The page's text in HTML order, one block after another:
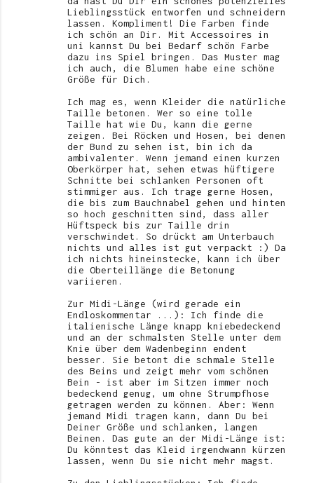
Lieblingsstück entworfen und schneidern
lassen. Kompliment! Die Farben finde
ich schön an Dir. Mit Accessoires in
uni kannst Du bei Bedarf schön Farbe
dazu ins Spiel bringen. Das Muster mag
ich auch, die Blumen habe eine schöne
Größe für Dich.
Ich mag es, wenn Kleider die natürliche
Taille betonen. Wer so eine tolle
Taille hat wie Du, kann die gerne
zeigen. Bei Röcken und Hosen, bei denen
der Bund zu sehen ist, bin ich da
ambivalenter. Wenn jemand einen kurzen
Oberkörper hat, sehen etwas hüftigere
Schnitte bei schlanken Personen oft
stimmiger aus. Ich trage gerne Hosen,
die bis zum Bauchnabel gehen und hinten
so hoch geschnitten sind, dass aller
Hüftspeck bis zur Taille drin
verschwindet. So drückt am Unterbauch
nichts und alles ist gut verpackt :) Da
ich nichts hineinstecke, kann ich über
die Oberteillänge die Betonung
variieren.
Zur Midi-Länge (wird gerade ein
Endloskommentar ...): Ich finde die
italienische Länge knapp kniebedeckend
und an der schmalsten Stelle unter dem
Knie über dem Wadenbeginn endent
besser. Sie betont die schmale Stelle
des Beins und zeigt mehr vom schönen
Bein - ist aber im Sitzen immer noch
bedeckend genug, um ohne Strumpfhose
getragen werden zu können. Aber: Wenn
jemand Midi tragen kann, dann Du bei
Deiner Größe und schlanken, langen
Beinen. Das gute an der Midi-Länge ist:
Du könntest das Kleid irgendwann kürzen
lassen, wenn Du sie nicht mehr magst.